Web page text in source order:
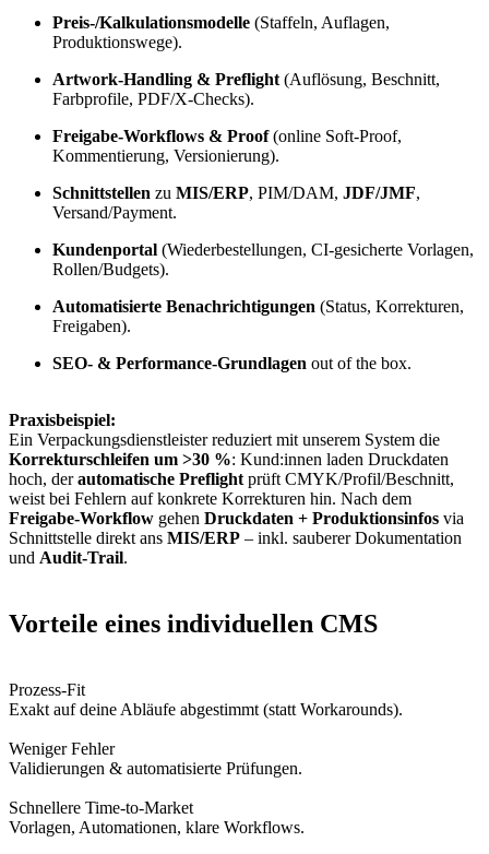
Preis-/Kalkulationsmodelle (Staffeln, Auflagen,
Produktionswege).
Artwork-Handling & Preflight (Auflösung, Beschnitt,
Farbprofile, PDF/X-Checks).
Freigabe-Workflows & Proof(online Soft-Proof,
Kommentierung, Versionierung).
Schnittstellen zu MIS/ERP, PIM/DAM, JDF/JMF,
Versand/Payment.
Kundenportal (Wiederbestellungen, CI-gesicherte Vorlagen,
Rollen/Budgets).
Automatisierte Benachrichtigungen (Status, Korrekturen,
Freigaben).
SEO- & Performance-Grundlagen out of the box.
Praxisbeispiel:
Ein Verpackungsdienstleister reduziert mit unserem System die
Korrekturschleifen um >30 %: Kund:innen laden Druckdaten
hoch, derautomatische Preflight prüft CMYK/Profil/Beschnitt,
weist bei Fehlern auf konkrete Korrekturen hin. Nach dem
Freigabe-Workflow gehen Druckdaten + Produktionsinfos via
Schnittstelle direkt ans MIS/ERP – inkl. sauberer Dokumentation
und Audit-Trail.
Vorteile eines individuellen CMS
Prozess-Fit
Exakt auf deine Abläufe abgestimmt (statt Workarounds).
Weniger Fehler
Validierungen & automatisierte Prüfungen.
Schnellere Time-to-Market
Vorlagen, Automationen, klare Workflows.